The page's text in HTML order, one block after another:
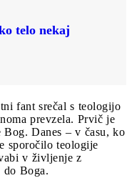
telo nekaj
fant srečal s teologijo
prevzela. Prvič je
Danes – v času, ko
sporočilo teologije
v življenje z
do Boga.